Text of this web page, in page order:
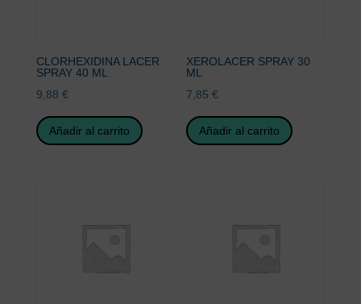
CLORHEXIDINA LACER
SPRAY 40 ML
9,88 €
Añadir al carrito
XEROLACER SPRAY 30
ML
7,85€
Añadir al carrito